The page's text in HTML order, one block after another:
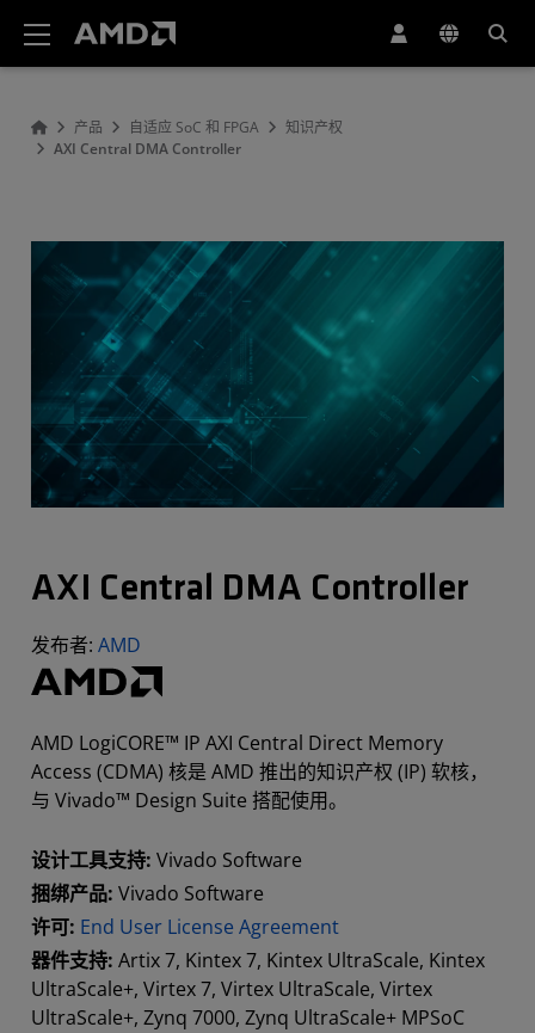
产品 自适应 SoC 和 FPGA
知识产权
AXI Central DMA Controller
AXI Central DMA Controller
发布者: AMD
AMD LogiCORE™ IP AXI Central Direct Memory
Access (CDMA) 核是 AMD 推出的知识产权 (IP) 软核，
与 Vivado™ Design Suite 搭配使用。
设计工具支持: Vivado Software
捆绑产品: Vivado Software
许可: End User License Agreement
器件支持: Artix 7, Kintex 7, Kintex UltraScale, Kintex
UltraScale+, Virtex 7, Virtex UltraScale, Virtex
UltraScale+, Zynq 7000, Zynq UltraScale+ MPSoC